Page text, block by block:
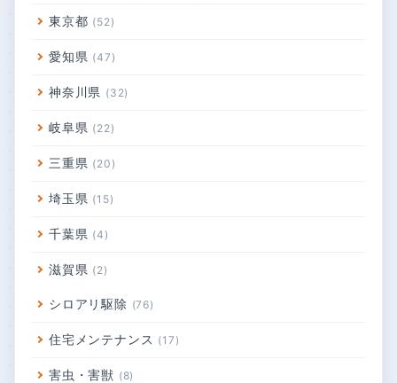
東京都 52
愛知県 47
神奈川県 32
岐阜県 22
三重県 20
埼玉県 15
千葉県 4
滋賀県 2
シロアリ駆除 76
住宅メンテナンス 17
害虫・害獣 8